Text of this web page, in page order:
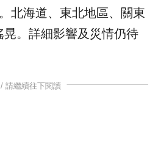
北海道、東北地區、關東
。詳細影響及災情仍待
請繼續往下閱讀